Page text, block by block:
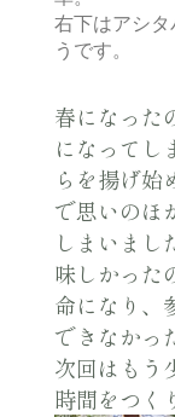
右下はアシ
うです。
春になった
になってし
らを揚げ始
で思いのほ
しまいまし
味しかった
命になり、
できなかっ
次回はもう
時間をつく